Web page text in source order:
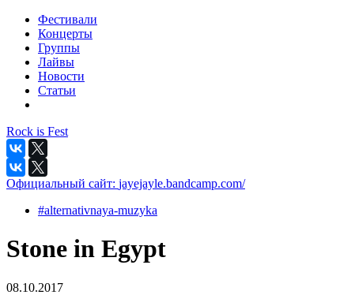
Фестивали
Концерты
Группы
Лайвы
Новости
Статьи
Rock is Fest
Официальный сайт: jayejayle.bandcamp.com/
#alternativnaya-muzyka
Stone in Egypt
08.10.2017